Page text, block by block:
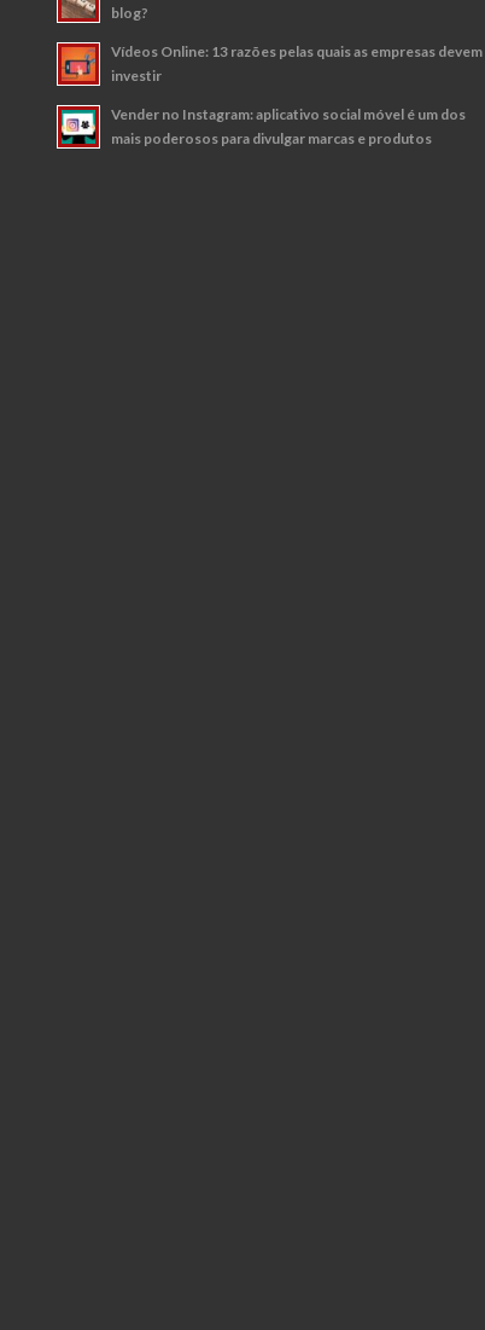
blog?
Vídeos Online: 13 razões pelas quais as empresas devem
investir
Vender no Instagram: aplicativo social móvel é um dos
mais poderosos para divulgar marcas e produtos